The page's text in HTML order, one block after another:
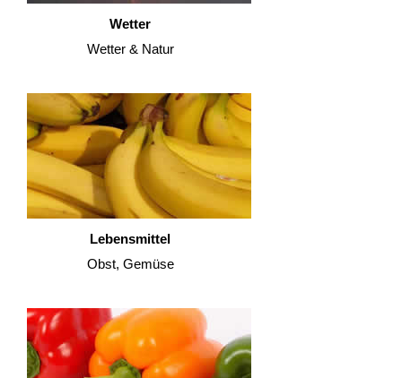
Wetter
Wetter & Natur
Lebensmittel
Obst, Gemüse